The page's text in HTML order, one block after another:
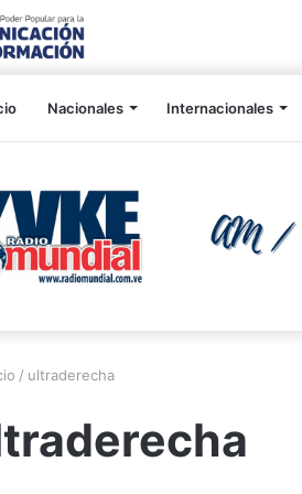
Nacionales Internacionales
/ ultraderecha